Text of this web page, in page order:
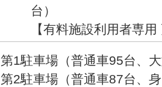
台）
【有料施設利用者専
第1駐車場（普通車95台、
第2駐車場（普通車87台、